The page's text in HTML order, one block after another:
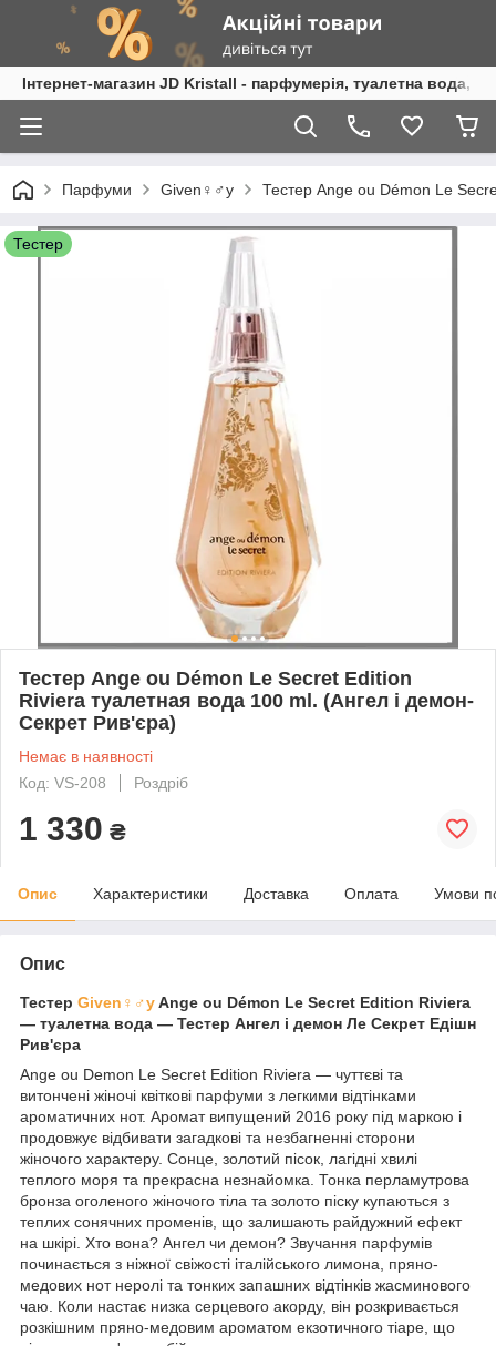
Інтернет-магазин JD Kristall - парфумерія, туалетна вода,
Парфуми Given♀♂y Тестер Ange ou Démon Le
Тестер
Тестер Ange ou Démon Le Secret Edition
Riviera туалетная вода 100 ml. (Ангел і демон-
Секрет Рив'єра)
Немає в наявності
Код: VS-208
Роздріб
1 330 ₴
Опис Характеристики Доставка Оплата Умови
Опис
Тестер Given♀♂yAnge ou Démon Le Secret Edition Riviera
— туалетна вода — Тестер Ангел і демон Ле Секрет Едішн
Рив'єра
Ange ou Demon Le Secret Edition Riviera — чуттєві та
витончені жіночі квіткові парфуми з легкими відтінками
ароматичних нот. Аромат випущений 2016 року під маркою і
продовжує відбивати загадкові та незбагненні сторони
жіночого характеру. Сонце, золотий пісок, лагідні хвилі
теплого моря та прекрасна незнайомка. Тонка перламутрова
бронза оголеного жіночого тіла та золото піску купаються з
теплих сонячних променів, що залишають райдужний ефект
на шкірі. Хто вона? Ангел чи демон? Звучання парфумів
починається з ніжної свіжості італійського лимона, пряно-
медових нот неролі та тонких запашних відтінків жасминового
чаю. Коли настає низка серцевого акорду, він розкривається
розкішним пряно-медовим ароматом екзотичного тіаре, що